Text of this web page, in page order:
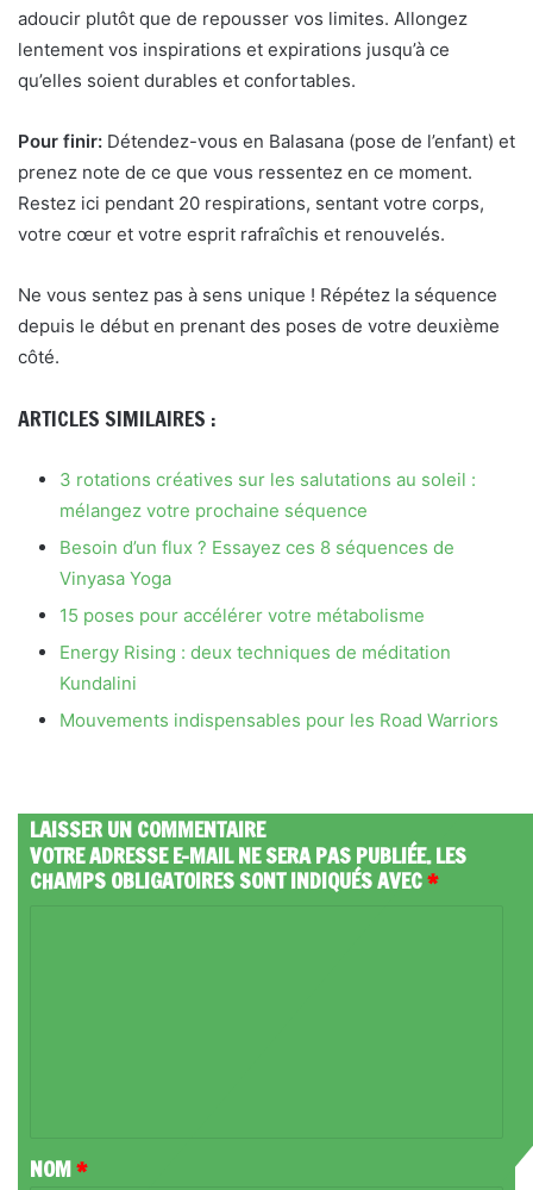
adoucir plutôt que de repousser vos limites. Allongez
lentement vos inspirations et expirations jusqu’à ce
qu’elles soient durables et confortables.
Pour finir: Détendez-vous en Balasana (pose de l’enfant) et
prenez note de ce que vous ressentez en ce moment.
Restez ici pendant 20 respirations, sentant votre corps,
votre cœur et votre esprit rafraîchis et renouvelés.
Ne vous sentez pas à sens unique ! Répétez la séquence
depuis le début en prenant des poses de votre deuxième
côté.
ARTICLES SIMILAIRES :
3 rotations créatives sur les salutations au soleil :
mélangez votre prochaine séquence
Besoin d’un flux ? Essayez ces 8 séquences de
Vinyasa Yoga
15 poses pour accélérer votre métabolisme
Energy Rising : deux techniques de méditation
Kundalini
Mouvements indispensables pour les Road Warriors
LAISSER UN COMMENTAIRE
VOTRE ADRESSE E-MAIL NE SERA PAS PUBLIÉE.LES
CHAMPS OBLIGATOIRES SONT INDIQUÉS AVEC*
A
NOM*